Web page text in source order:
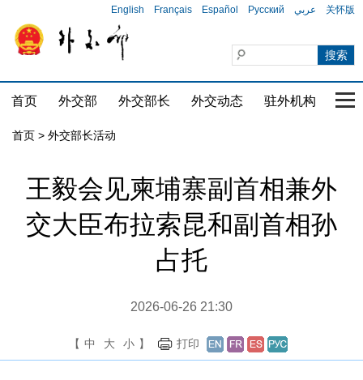
English Français Español Русский عربي 关怀版
首页 外交部 外交部长 外交动态 驻外机构 国
首页 > 外交部长活动
王毅会见柬埔寨副首相兼外
交大臣布拉索昆和副首相孙
占托
2026-06-26 21:30
【 中 大 小 】 打印